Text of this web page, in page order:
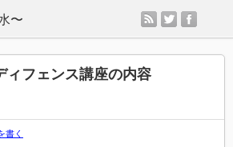
rss twitter
ィフェンス講座の内容
書く